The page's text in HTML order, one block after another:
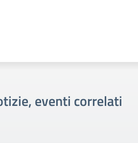
eventi correlati